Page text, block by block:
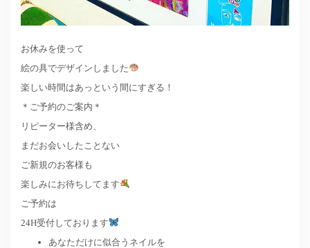
お休みを使って
絵の具でデザインしました
楽しい時間はあっという間にすぎる！
＊ご予約のご案内＊
リピーター様含め、
まだお会いしたことない
ご新規のお客様も
楽しみにお待ちしてます
ご予約は
24H受付しております
あなただけに似合うネイルを